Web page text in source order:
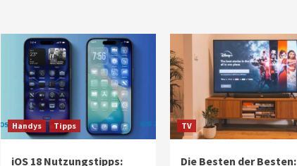
Handys Tipps
iOS 18 Nutzungstipps:
TV
Die Besten der Besten: